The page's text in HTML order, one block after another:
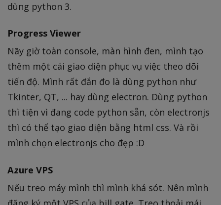
dùng python 3.
Progress Viewer
Nãy giờ toàn console, màn hình đen, mình tạo
thêm một cái giao diện phục vụ việc theo dõi
tiến độ. Mình rất đắn đo là dùng python như
Tkinter, QT, ... hay dùng electron. Dùng python
thì tiện vì đang code python sẵn, còn electronjs
thì có thể tạo giao diện bằng html css. Và rồi
mình chọn electronjs cho đẹp :D
Azure VPS
Nếu treo máy mình thì mình khá sót. Nên mình